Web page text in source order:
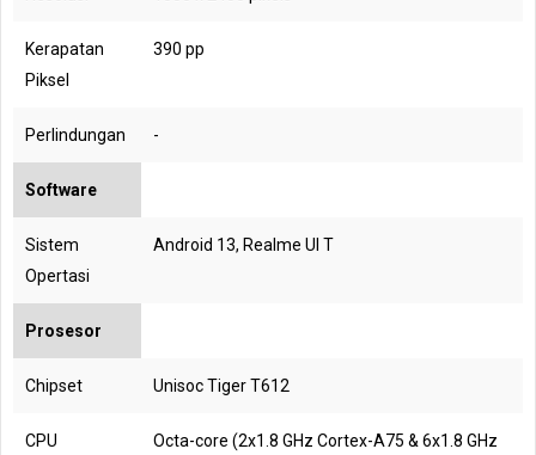
Kerapatan
Piksel
390 pp
Perlindungan -
Software
Sistem
Opertasi
Android 13, Realme UI T
Prosesor
Chipset Unisoc Tiger T612
CPU
Octa-core (2x1.8 GHz Cortex-A75 & 6x1.8 GHz